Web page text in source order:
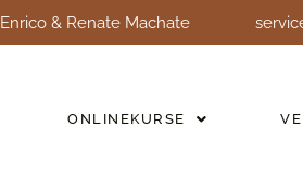
Enrico & Renate Machate
ONLINEKURSE